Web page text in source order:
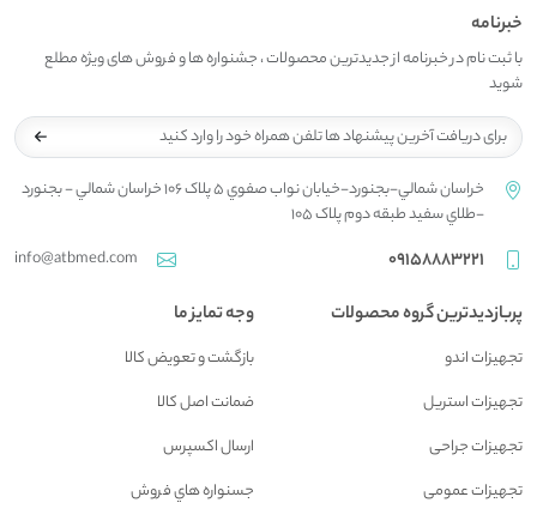
خبرنامه
با ثبت نام در خبرنامه از جدیدترین محصولات ، جشنواره ها و فروش های ویژه مطلع
شوید
خراسان شمالي-بجنورد-خيابان نواب صفوي 5 پلاک 106 خراسان شمالي - بجنورد
-طلاي سفيد طبقه دوم پلاک 105
09158883221
info@atbmed.com
پربازدیدترین گروه محصولات
تجهیزات اندو
تجهیزات استریل
تجهیزات جراحی
تجهیزات عمومی
وجه تمایز ما
بازگشت و تعويض کالا
ضمانت اصل کالا
ارسال اکسپرس
جسنواره هاي فروش